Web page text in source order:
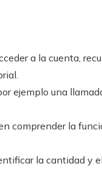
a la cuenta,
ejemplo una
comprender la
la cantidad y